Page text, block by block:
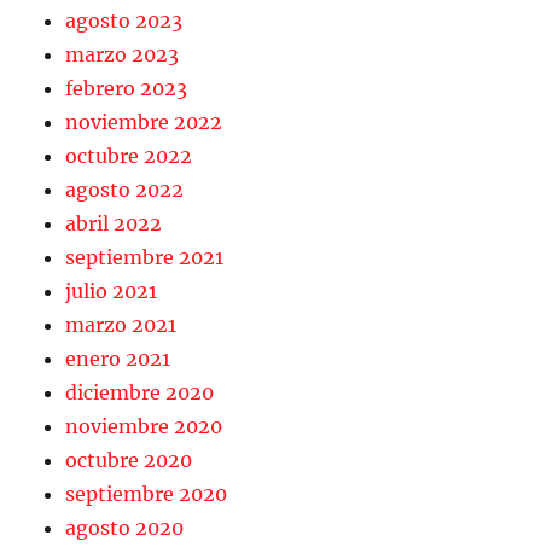
agosto 2023
marzo 2023
febrero 2023
noviembre 2022
octubre 2022
agosto 2022
abril 2022
septiembre 2021
julio 2021
marzo 2021
enero 2021
diciembre 2020
noviembre 2020
octubre 2020
septiembre 2020
agosto 2020